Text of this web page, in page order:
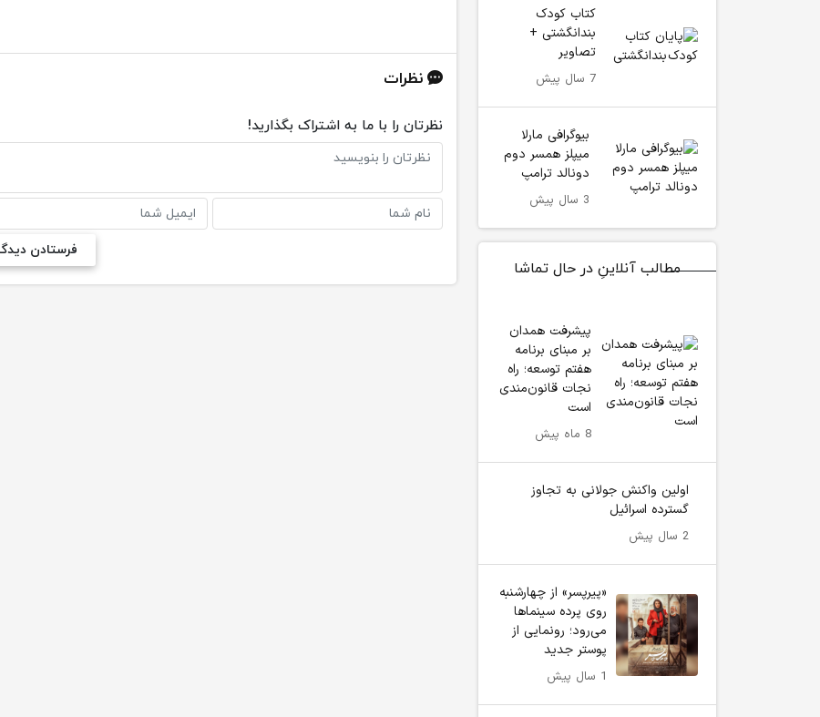
کتاب کودک
بندانگشتی +
تصاویر
7 سال پیش
بیوگرافی مارلا
میپلز همسر دوم
دونالد ترامپ
3 سال پیش
مطالب آنلاینِ در حال تماشا
پیشرفت همدان
بر مبنای برنامه
هفتم توسعه؛ راه
نجات قانون‌مندی
است
8 ماه پیش
اولین واکنش جولانی به تجاوز
گسترده اسرائیل
2 سال پیش
«پیرپسر» از چهارشنبه
روی پرده سینماها
می‌رود؛ رونمایی از
پوستر جدید
1 سال پیش
نظرات
نظرتان را با ما به اشتراک بگذارید!